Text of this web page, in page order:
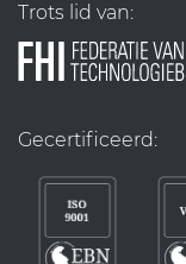
Trots lid van:
Gecertificeerd: